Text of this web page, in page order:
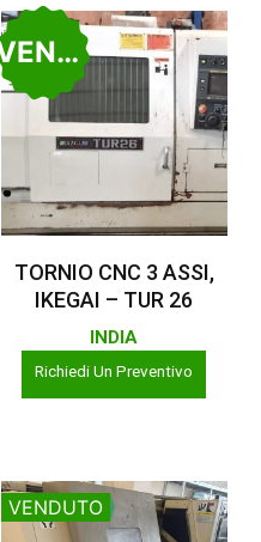
VENDUTO
Leggi Tutto
TORNIO CNC 3 ASSI,
IKEGAI – TUR 26
INDIA
Richiedi Un Preventivo
VENDUTO